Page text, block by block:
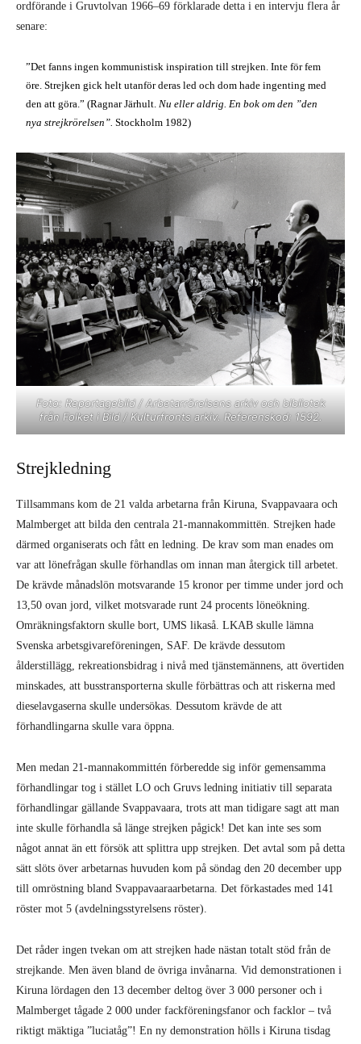
ordförande i Gruvtolvan 1966–69 förklarade detta i en intervju flera år
senare:
”Det fanns ingen kommunistisk inspiration till strejken. Inte för fem
öre. Strejken gick helt utanför deras led och dom hade ingenting med
den att göra.” (Ragnar Järhult. Nu eller aldrig. En bok om den ”den
nya strejkrörelsen”. Stockholm 1982)
Foto: Reportagebild / Arbetarrörelsens arkiv och bibliotek
från Folket i Bild / Kulturfronts arkiv. Referenskod: 1592.
Strejkledning
Tillsammans kom de 21 valda arbetarna från Kiruna, Svappavaara och
Malmberget att bilda den centrala 21-mannakommittën. Strejken hade
därmed organiserats och fått en ledning. De krav som man enades om
var att lönefrågan skulle förhandlas om innan man återgick till arbetet.
De krävde månadslön motsvarande 15 kronor per timme under jord och
13,50 ovan jord, vilket motsvarade runt 24 procents löneökning.
Omräkningsfaktorn skulle bort, UMS likaså. LKAB skulle lämna
Svenska arbetsgivareföreningen, SAF. De krävde dessutom
ålderstillägg, rekreationsbidrag i nivå med tjänstemännens, att övertiden
minskades, att busstransporterna skulle förbättras och att riskerna med
dieselavgaserna skulle undersökas. Dessutom krävde de att
förhandlingarna skulle vara öppna.
Men medan 21-mannakommittén förberedde sig inför gemensamma
förhandlingar tog i stället LO och Gruvs ledning initiativ till separata
förhandlingar gällande Svappavaara, trots att man tidigare sagt att man
inte skulle förhandla så länge strejken pågick! Det kan inte ses som
något annat än ett försök att splittra upp strejken. Det avtal som på detta
sätt slöts över arbetarnas huvuden kom på söndag den 20 december upp
till omröstning bland Svappavaaraarbetarna. Det förkastades med 141
röster mot 5 (avdelningsstyrelsens röster).
Det råder ingen tvekan om att strejken hade nästan totalt stöd från de
strejkande. Men även bland de övriga invånarna. Vid demonstrationen i
Kiruna lördagen den 13 december deltog över 3 000 personer och i
Malmberget tågade 2 000 under fackföreningsfanor och facklor – två
riktigt mäktiga ”luciatåg”! En ny demonstration hölls i Kiruna tisdag